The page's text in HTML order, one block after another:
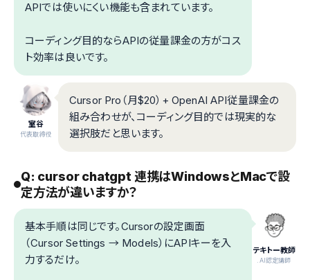
APIでは使いにくい機能も含まれています。
コーディング目的ならAPIの従量課金の方がコス
ト効率は良いです。
室谷
代表取締役
Cursor Pro（月$20）+ OpenAI API従量課金の
組み合わせが、コーディング目的では現実的な
選択肢だと思います。
Q: cursor chatgpt 連携はWindowsとMacで設
定方法が違いますか？
テキトー教師
.AI認定講師
基本手順は同じです。Cursorの設定画面
（Cursor Settings → Models）にAPIキーを入
力するだけ。